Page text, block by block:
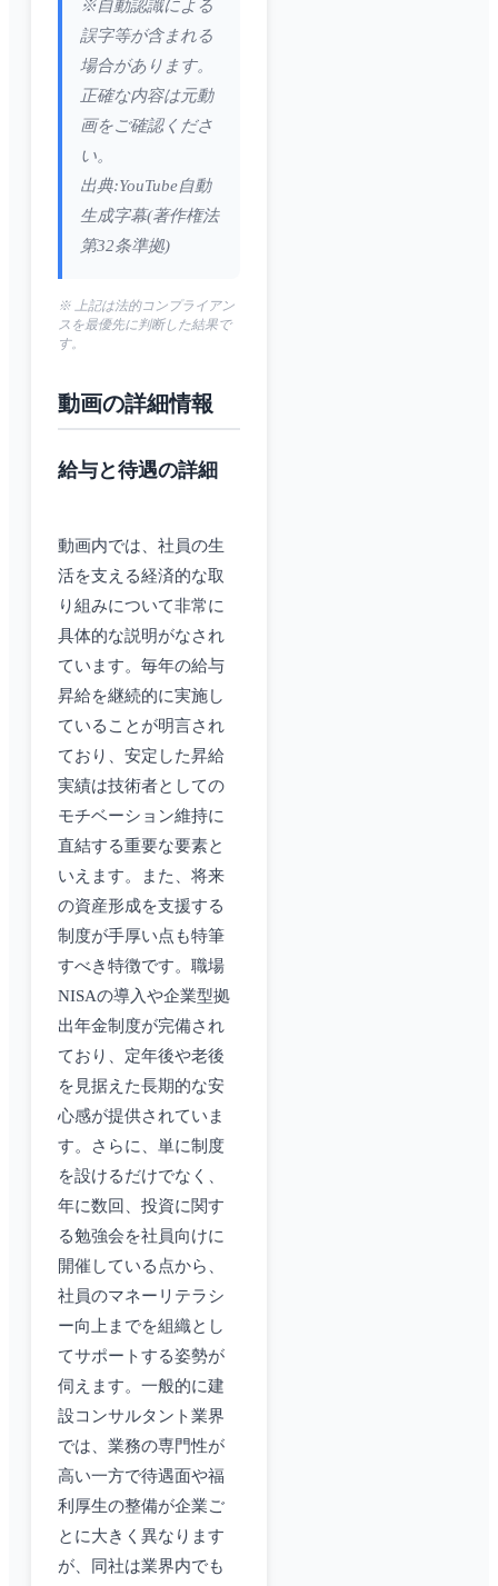
※自動認識による
誤字等が含まれる
場合があります。
正確な内容は元動
画をご確認くださ
い。
出典:YouTube自動
生成字幕(著作権法
第32条準拠)
※ 上記は法的コンプライアン
スを最優先に判断した結果で
す。
動画の詳細情報
給与と待遇の詳細
動画内では、社員の生
活を支える経済的な取
り組みについて非常に
具体的な説明がなされ
ています。毎年の給与
昇給を継続的に実施し
ていることが明言され
ており、安定した昇給
実績は技術者としての
モチベーション維持に
直結する重要な要素と
いえます。また、将来
の資産形成を支援する
制度が手厚い点も特筆
すべき特徴です。職場
NISAの導入や企業型拠
出年金制度が完備され
ており、定年後や老後
を見据えた長期的な安
心感が提供されていま
す。さらに、単に制度
を設けるだけでなく、
年に数回、投資に関す
る勉強会を社員向けに
開催している点から、
社員のマネーリテラシ
ー向上までを組織とし
てサポートする姿勢が
伺えます。一般的に建
設コンサルタント業界
では、業務の専門性が
高い一方で待遇面や福
利厚生の整備が企業ご
とに大きく異なります
が、同社は業界内でも